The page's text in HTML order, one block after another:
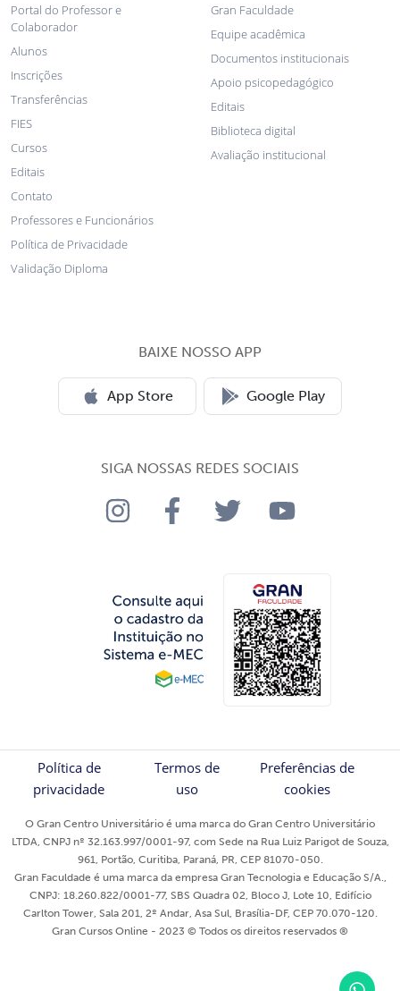
Portal do Professor e
Colaborador
Alunos
Inscrições
Transferências
FIES
Cursos
Editais
Contato
Professores e Funcionários
Política de Privacidade
Validação Diploma
Gran Faculdade
Equipe acadêmica
Documentos institucionais
Apoio psicopedagógico
Editais
Biblioteca digital
Avaliação institucional
BAIXE NOSSO APP
App Store Google Play
SIGA NOSSAS REDES SOCIAIS
Política de
privacidade
Termos de
uso
Preferências de
cookies
O Gran Centro Universitário é uma marca do Gran Centro Universitário
LTDA, CNPJ nº 32.163.997/0001-97, com Sede na Rua Luiz Parigot de Souza,
961, Portão, Curitiba, Paraná, PR, CEP 81070-050.
Gran Faculdade é uma marca da empresa Gran Tecnologia e Educação S/A.,
CNPJ: 18.260.822/0001-77, SBS Quadra 02, Bloco J, Lote 10, Edifício
Carlton Tower, Sala 201, 2º Andar, Asa Sul, Brasília-DF, CEP 70.070-120.
Gran Cursos Online - 2023 © Todos os direitos reservados ®